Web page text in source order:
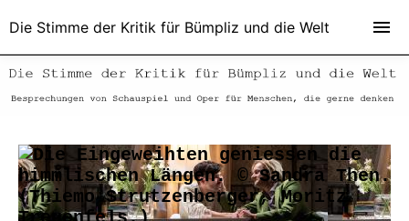
Die Stimme der Kritik für Bümpliz und die Welt